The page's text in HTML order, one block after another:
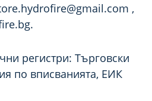
,
регистри: Търговски
по вписванията, ЕИК